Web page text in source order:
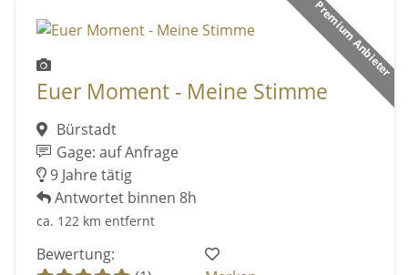
Premium Anbieter
Euer Moment - Meine Stimme
Bürstadt
Gage: auf Anfrage
9 Jahre tätig
Antwortet binnen 8h
ca. 122 km entfernt
Bewertung: